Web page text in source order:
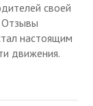
своей
Отзывы
настоящим
движения.